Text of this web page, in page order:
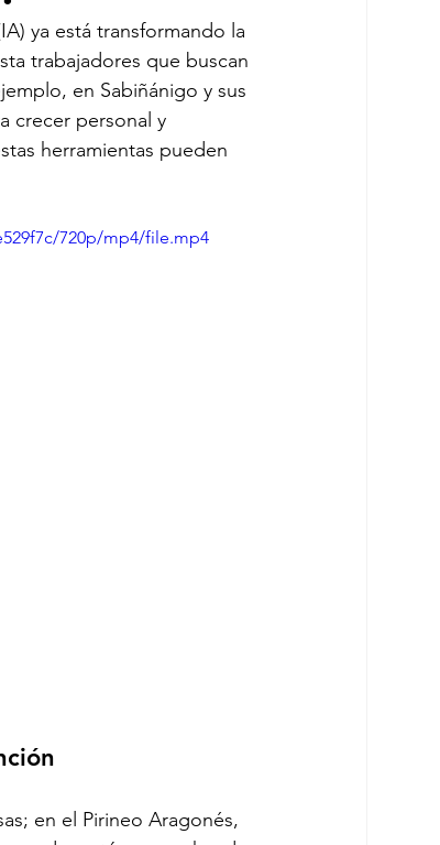
ya está transformando la
trabajadores que buscan
en Sabiñánigo y sus
crecer personal y
herramientas pueden
720p/mp4/file.mp4
en el Pirineo Aragonés,